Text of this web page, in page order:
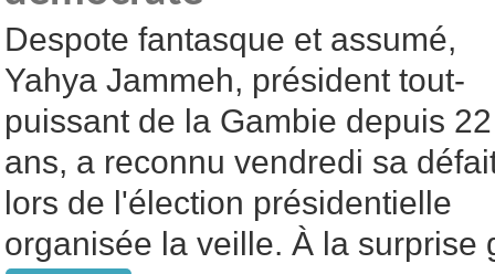
Despote fantasque et assumé,
Yahya Jammeh, président tout-
puissant de la Gambie depuis 22
ans, a reconnu vendredi sa
lors de l'élection présidentielle
organisée la veille. À la surprise